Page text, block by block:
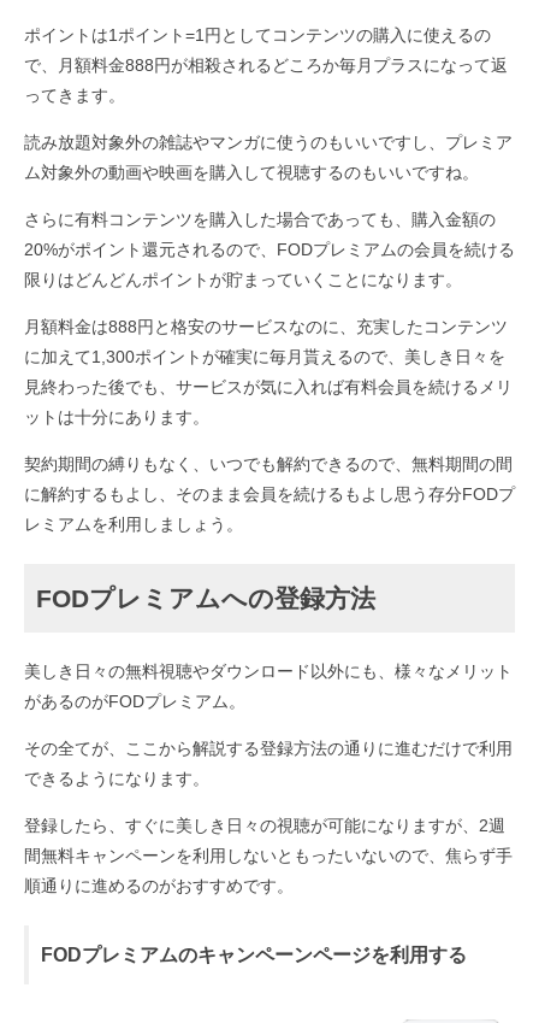
ポイントは1ポイント=1円としてコンテンツの購入に使えるの
で、月額料金888円が相殺されるどころか毎月プラスになって返
ってきます。
読み放題対象外の雑誌やマンガに使うのもいいですし、プレミア
ム対象外の動画や映画を購入して視聴するのもいいですね。
さらに有料コンテンツを購入した場合であっても、購入金額の
20%がポイント還元されるので、FODプレミアムの会員を続ける
限りはどんどんポイントが貯まっていくことになります。
月額料金は888円と格安のサービスなのに、充実したコンテンツ
に加えて1,300ポイントが確実に毎月貰えるので、美しき日々を
見終わった後でも、サービスが気に入れば有料会員を続けるメリ
ットは十分にあります。
契約期間の縛りもなく、いつでも解約できるので、無料期間の間
に解約するもよし、そのまま会員を続けるもよし思う存分FODプ
レミアムを利用しましょう。
FODプレミアムへの登録方法
美しき日々の無料視聴やダウンロード以外にも、様々なメリット
があるのがFODプレミアム。
その全てが、ここから解説する登録方法の通りに進むだけで利用
できるようになります。
登録したら、すぐに美しき日々の視聴が可能になりますが、2週
間無料キャンペーンを利用しないともったいないので、焦らず手
順通りに進めるのがおすすめです。
FODプレミアムのキャンペーンページを利用する